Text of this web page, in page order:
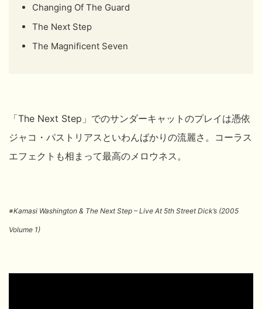
Changing Of The Guard
The Next Step
The Magnificent Seven
「The Next Step」でのサンダーキャットのプレイは憑依
ジャコ・パストリアスといわんばかりの流麗さ。コーラス
エフェクトも相まって最高のメロウネス。
※Kamasi Washington & The Next Step – Live At 5th Street Dick’s (2005
Volume 1)